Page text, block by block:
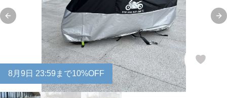
Previous slide
8月 9 日 23:59まで10%OFF